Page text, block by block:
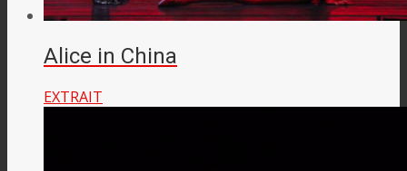
Alice in China
EXTRAIT